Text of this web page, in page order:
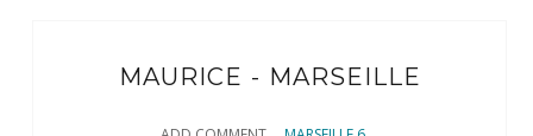
MAURICE - MARSEILLE